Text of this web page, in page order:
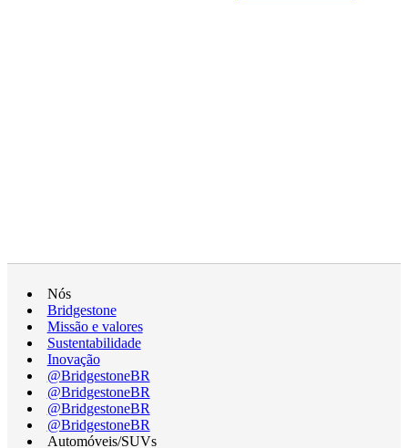
Nós
Bridgestone
Missão e valores
Sustentabilidade
Inovação
@BridgestoneBR
@BridgestoneBR
@BridgestoneBR
@BridgestoneBR
Automóveis/SUVs